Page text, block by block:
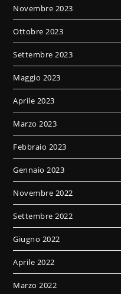
Novembre 2023
Ottobre 2023
Settembre 2023
Maggio 2023
Aprile 2023
Marzo 2023
Febbraio 2023
Gennaio 2023
Novembre 2022
Settembre 2022
Giugno 2022
Aprile 2022
Marzo 2022